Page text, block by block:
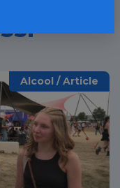
Alcool / Article